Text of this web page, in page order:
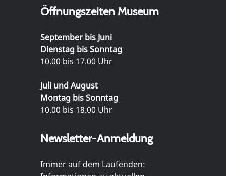
Öffnungszeiten Museum
September bis Juni
Dienstag bis Sonntag
10.00 bis 17.00 Uhr
Juli und August
Montag bis Sonntag
10.00 bis 18.00 Uhr
Newsletter-Anmeldung
Immer auf dem Laufenden: